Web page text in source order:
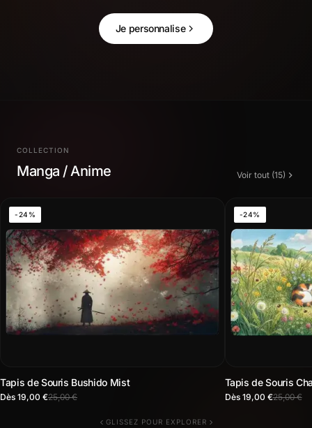
Je personnalise
COLLECTION
Manga / Anime Voir tout (15)
-24%
Tapis de Souris Bushido Mist
Dès 19,00 €25,00 €
-24%
Tapis de Souris
Dès 19,00 €25,00 €
GLISSEZ POUR EXPLORER